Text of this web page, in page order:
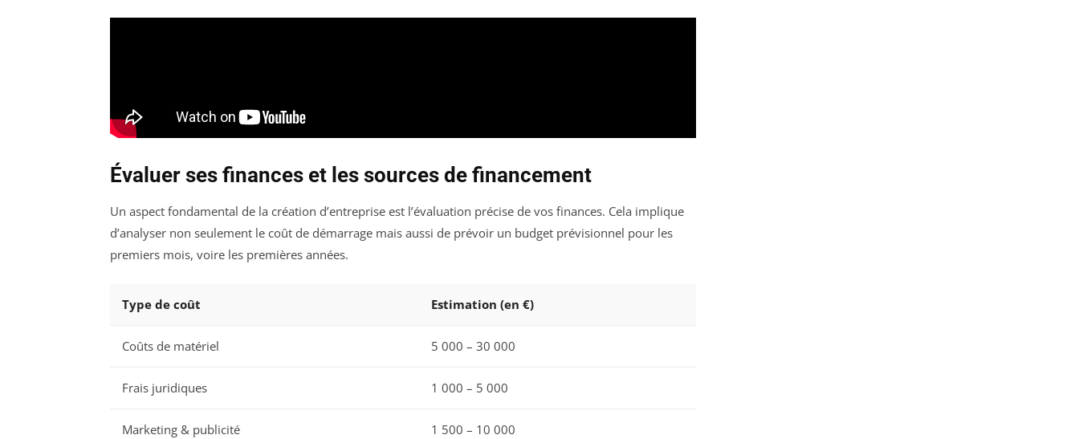
Évaluer ses finances et les sources de financement
Un aspect fondamental de la création d’entreprise est l’évaluation précise de vos finances. Cela implique
d’analyser non seulement le coût de démarrage mais aussi de prévoir un budget prévisionnel pour les
premiers mois, voire les premières années.
Type de coût Estimation (en €)
Coûts de matériel 5 000 – 30 000
Frais juridiques 1 000 – 5 000
Marketing & publicité 1 500 – 10 000